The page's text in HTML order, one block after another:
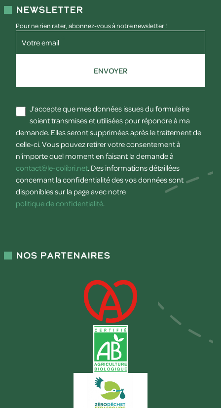
Newsletter
Pour ne rien rater, abonnez-vous à notre newsletter !
Votre email
ENVOYER
J'accepte que mes données issues du formulaire
soient transmises et utilisées pour répondre à ma
demande. Elles seront supprimées après le traitement de
celle-ci. Vous pouvez retirer votre consentement à
n'importe quel moment en faisant la demande à
contact@le-colibri.net. Des informations détaillées
concernant la confidentialité des vos données sont
disponibles sur la page avec notre
politique de confidentialité.
Nos partenaires